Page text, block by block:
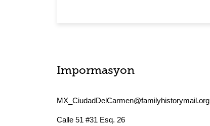
Impormasyon
MX_CiudadDelCarmen@familyhistorymail.org
Calle 51 #31 Esq. 26